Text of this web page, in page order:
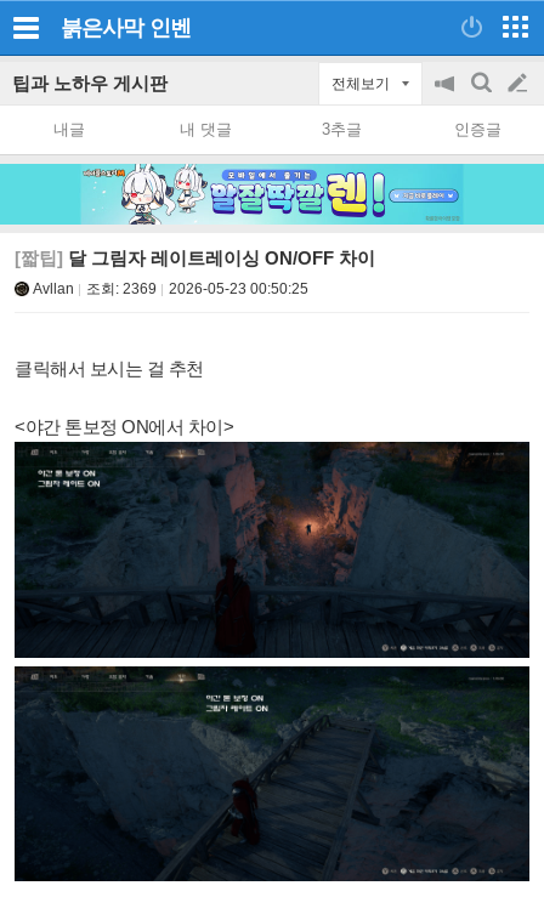
붉은사막 인벤
팁과 노하우 게시판 전체보기
공
on/off
검
색
글
쓰
내글 내 댓글 3추글 인증글
[짧팁] 달 그림자 레이트레이싱 ON/OFF 차이
Avllan 조회: 2369 2026-05-23 00:50:25
클릭해서 보시는 걸 추천
<야간 톤보정 ON에서 차이>